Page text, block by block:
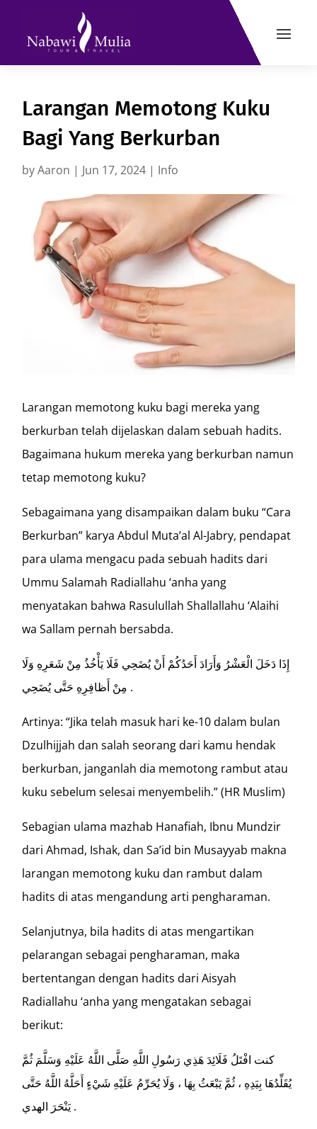
Larangan Memotong Kuku
Bagi Yang Berkurban
byAaron | Jun 17, 2024 | Info
Larangan memotong kuku bagi mereka yang
berkurban telah dijelaskan dalam sebuah hadits.
Bagaimana hukum mereka yang berkurban namun
tetap memotong kuku?
Sebagaimana yang disampaikan dalam buku “Cara
Berkurban” karya Abdul Muta’al Al-Jabry, pendapat
para ulama mengacu pada sebuah hadits dari
Ummu Salamah Radiallahu ‘anha yang
menyatakan bahwa Rasulullah Shallallahu ‘Alaihi
wa Sallam pernah bersabda.
إِذَا دَخَلَ الْعَشْرُ وَأَرَادَ أَحَدُكُمْ أَنْ يُضَحِي فَلَا يَأْخُذُ مِنْ شَعَرِهِ وَلَا
مِنْ أَظافِرِهِ حَتَّى يُضَحِي .
Artinya: “Jika telah masuk hari ke-10 dalam bulan
Dzulhijjah dan salah seorang dari kamu hendak
berkurban, janganlah dia memotong rambut atau
kuku sebelum selesai menyembelih.” (HR Muslim)
Sebagian ulama mazhab Hanafiah, Ibnu Mundzir
dari Ahmad, Ishak, dan Sa’id bin Musayyab makna
larangan memotong kuku dan rambut dalam
hadits di atas mengandung arti pengharaman.
Selanjutnya, bila hadits di atas mengartikan
pelarangan sebagai pengharaman, maka
bertentangan dengan hadits dari Aisyah
Radiallahu ‘anha yang mengatakan sebagai
berikut:
كنت افْتَلُ فَلَائِدَ هَذِي رَسُولِ اللَّهِ صَلَّى اللَّهُ عَلَيْهِ وَسَلَّمَ ثُمَّ
يُقَلِّدُهَا بِيَدِهِ ، ثُمَّ يَبْعَثُ بِهَا ، وَلَا يُحَرِّمُ عَلَيْهِ شَيْءٍ أَحَلَّهُ اللَّهُ حَتَّى
يَنْحَرَ الهدي .